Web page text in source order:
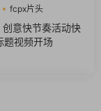
fcpx片头
场
创意快节奏活动快
题视频开场